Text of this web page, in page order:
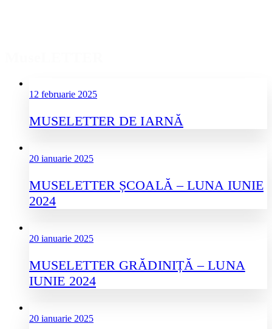
12 februarie 2025
MUSELETTER DE IARNĂ
20 ianuarie 2025
MUSELETTER ȘCOALĂ – LUNA IUNIE
2024
20 ianuarie 2025
MUSELETTER GRĂDINIȚĂ – LUNA
IUNIE 2024
20 ianuarie 2025